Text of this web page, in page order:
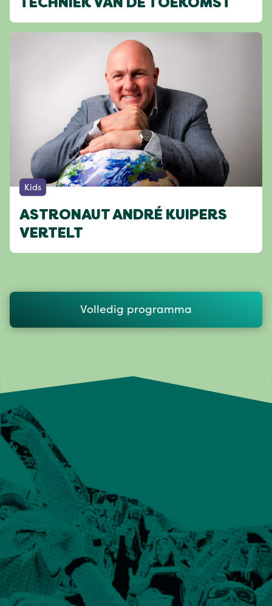
TECHNIEK VAN DE TOEKOMST
Kids
ASTRONAUT ANDRÉ KUIPERS
VERTELT
Volledig programma